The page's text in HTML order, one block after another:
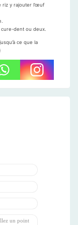
riz y rajouter l’œuf
cure-dent ou deux.
ce que la